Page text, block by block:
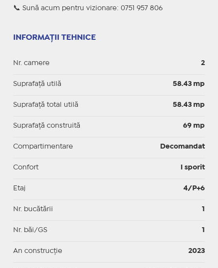
📞 Sună acum pentru vizionare: 0751 957 806
INFORMAȚII TEHNICE
Nr. camere 2
Suprafaţă utilă 58.43 mp
Suprafaţă total utilă 58.43 mp
Suprafaţă construită 69 mp
Compartimentare Decomandat
Confort I sporit
Etaj 4/P+6
Nr. bucătării 1
Nr. băi/GS 1
An construcție 2023